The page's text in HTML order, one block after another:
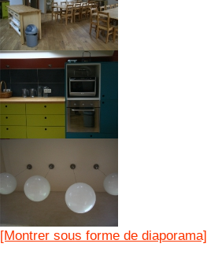
[Montrer sous forme de diaporama]